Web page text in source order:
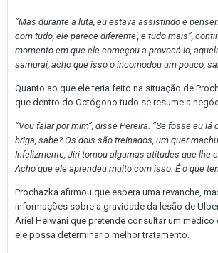
“Mas durante a luta, eu estava assistindo e
com tudo, ele parece diferente', e tudo mais”,
momento em que ele começou a provocá-lo,
samurai, acho que isso o incomodou um pouco,
Quanto ao que ele teria feito na situação de
que dentro do Octógono tudo se resume a
“Vou falar por mim”, disse Pereira. “Se fosse eu lá
briga, sabe? Os dois são treinados, um quer
Infelizmente, Jiri tomou algumas atitudes que lhe
Acho que ele aprendeu muito com isso. É o que
Prochazka afirmou que espera uma revanche,
informações sobre a gravidade da lesão de
Ariel Helwani que pretende consultar um médico
ele possa determinar o melhor tratamento.